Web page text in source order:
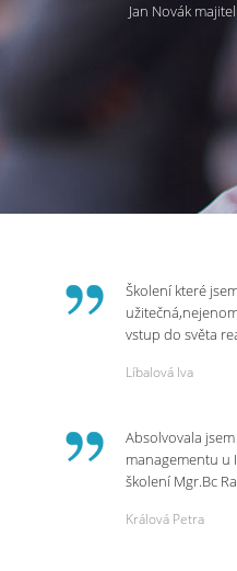
Jan Novák
Školení které
vstup do světa
p.Vendulce která
potřebná
Líbalová Iva
Absolvovala
managementu u
školení Mgr.Bc
práci a na život.
Králová Petra